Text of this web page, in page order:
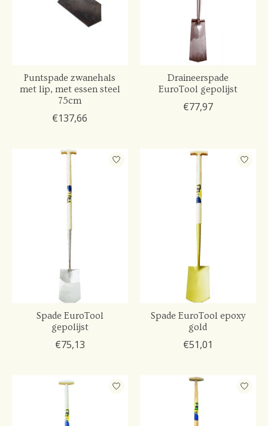
Puntspade zwanehals
met lip, met essen steel
75cm
€137,66
Draineerspade
EuroTool gepolijst
€77,97
Spade EuroTool
gepolijst
€75,13
Spade EuroTool epoxy
gold
€51,01